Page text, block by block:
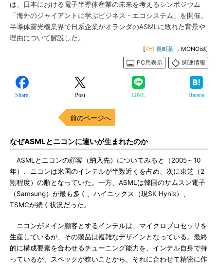
は、日本における電子半導体産業の未来を考えるシンポジウム
「海外のジャイアントに学ぶビジネス・エコシステム」を開催。
半導体露光機業界で日系企業がオランダのASMLに敗れた背景や
理由について解説した。
[ 長町基 ，MONOist]
PC用表示
関連情報
Share Post LINE Hatena
前のページへ
なぜASMLとニコンに違いが生まれたのか
ASMLとニコンの顧客（納入先）についてみると（2005～10
年）、ニコンは米国のインテルが半数近くを占め、次に東芝（2
割程度）の順となっていた。一方、ASMLは韓国のサムスン電子
（Samsung）が最も多く、ハイニックス（現SK Hynix）、
TSMCが続く状況だった。
ニコンがメイン顧客とするインテルは、マイクロプロセッサを
生産しているが、その製品は複雑なデザインとなっている。最終
的に構成要素を合わせるチューニング能力を、インテル自身で持
っているが、スペックが狭いことから、それに合わせて精密に作